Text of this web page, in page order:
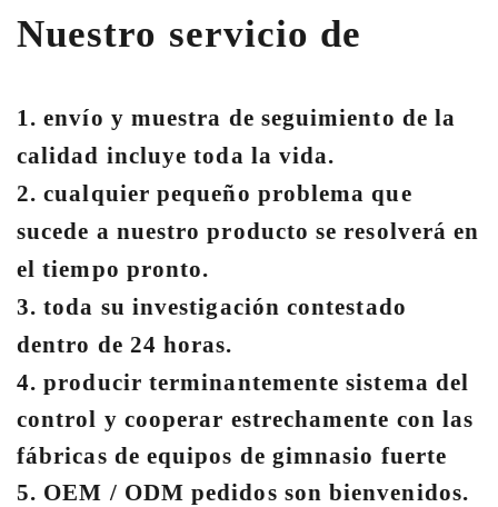
Nuestro servicio de
1. envío y muestra de seguimiento de la
calidad incluye toda la vida.
2. cualquier pequeño problema que
sucede a nuestro producto se resolverá en
el tiempo pronto.
3. toda su investigación contestado
dentro de 24 horas.
4. producir terminantemente sistema del
control y cooperar estrechamente con las
fábricas de equipos de gimnasio fuerte
5. OEM / ODM pedidos son bienvenidos.